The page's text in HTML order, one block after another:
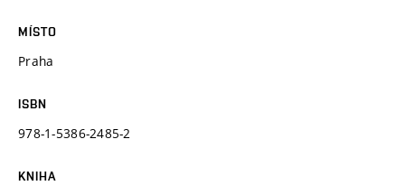
MÍSTO
Praha
ISBN
978-1-5386-2485-2
KNIHA